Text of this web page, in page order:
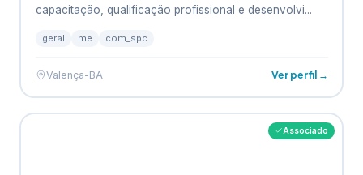
capacitação, qualificação profissional e desenvolvi...
geral me com_spc
Valença-BA Ver perfil →
Associado